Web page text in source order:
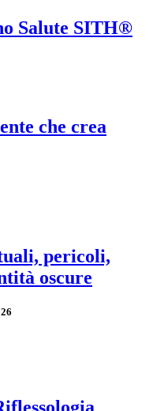
Salute SITH®
che crea
pericoli,
oscure